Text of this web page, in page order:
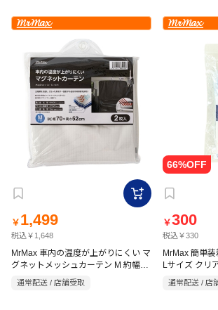
￥ 1,499
税込￥1,648
MrMax 車内の温度が上がりにくい マ
グネットメッシュカーテン M 約幅
70×高さ52cm 2枚入
通常配送 / 店舗受取
￥300
税込￥330
MrMax 簡単
Lサイズ クリ
通常配送 / 店